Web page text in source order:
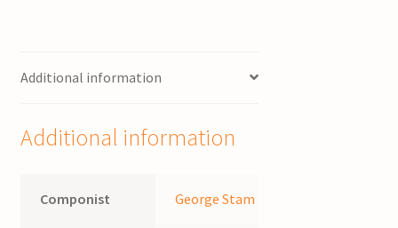
Additional information
Additional information
Componist George Stam